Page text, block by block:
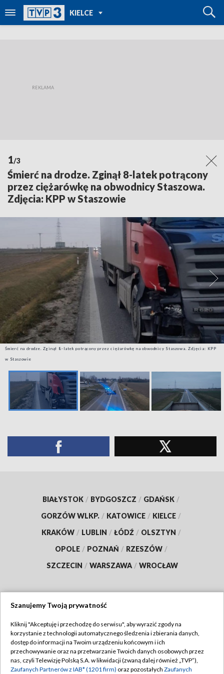
KIELCE
TVP REGIONY
1/3
Śmierć na drodze. Zginął 8-latek potrącony
przez ciężarówkę na obwodnicy Staszowa.
Zdjęcia: KPP w Staszowie
Śmierć na drodze. Zginął 8-latek potrącony przez ciężarówkę na obwodnicy Staszowa. Zdjęcia: KPP
w Staszowie
BIAŁYSTOK / BYDGOSZCZ / GDAŃSK /
GORZÓW WLKP. / KATOWICE / KIELCE /
KRAKÓW / LUBLIN / ŁÓDŹ / OLSZTYN /
OPOLE / POZNAŃ / RZESZÓW /
SZCZECIN / WARSZAWA / WROCŁAW
TVP
Abonament TVP
Emisja w TVP
Regulamin TVP
Polityka prywatności
Szanujemy Twoją prywatność
Kliknij "Akceptuję i przechodzę do serwisu", aby wyrazić zgody na
korzystanie z technologii automatycznego śledzenia i zbierania danych,
dostęp do informacji na Twoim urządzeniu końcowym i ich
przechowywanie oraz na przetwarzanie Twoich danych osobowych przez
nas, czyli Telewizję Polską S.A. w likwidacji (zwaną dalej również „TVP”),
Zaufanych Partnerów z IAB* (1201 firm) oraz pozostałych Zaufanych